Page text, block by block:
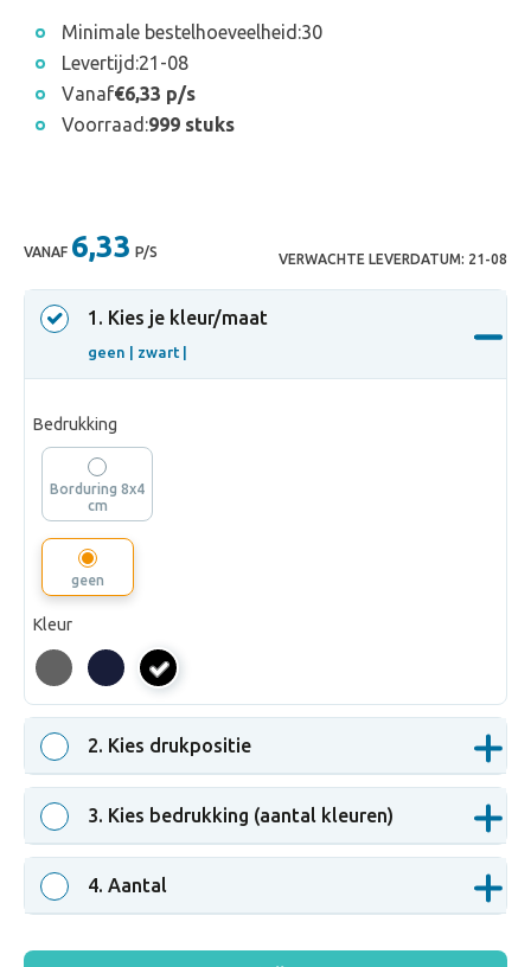
Minimale bestelhoeveelheid:30
Levertijd:21-08
Vanaf€6,33 p/s
Voorraad:999 stuks
VANAF 6,33 P/S VERWACHTE LEVERDATUM: 21-08
1 . Kies je kleur/maat
geen | zwart |
Bedrukking
Borduring 8x4
cm
geen
Kleur
zwart
2. Kies drukpositie
3. Kies bedrukking (aantal kleuren)
4. Aantal